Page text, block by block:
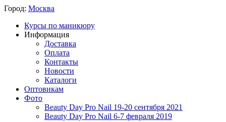
Город: Москва
Курсы по маникюру
Информация
Доставка
Оплата
Контакты
Новости
Каталоги
Оптовикам
Фото
Beauty Day Pro Nail 19-20 сентября 2021
Beauty Day Pro Nail 6-7 февраля 2019